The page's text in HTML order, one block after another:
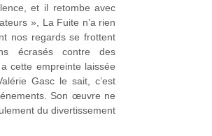
et il retombe avec
», La Fuite n’a rien
nos regards se frottent
écrasés contre des
cette empreinte laissée
Gasc le sait, c’est
Son œuvre ne
du divertissement